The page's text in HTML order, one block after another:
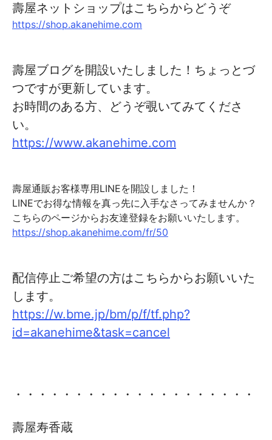
壽屋ネットショップはこちらからどうぞ
https://shop.akanehime.com
壽屋ブログを開設いたしました！ちょっとづ
つですが更新しています。
お時間のある方、どうぞ覗いてみてくださ
い。
https://www.akanehime.com
壽屋通販お客様専用LINEを開設しました！
LINEでお得な情報を真っ先に入手なさってみませんか？
こちらのページからお友達登録をお願いいたします。
https://shop.akanehime.com/fr/50
配信停止ご希望の方はこちらからお願いいた
します。
https://w.bme.jp/bm/p/f/tf.php?
id=akanehime&task=cancel
・・・・・・・・・・・・・・・・・・・・
壽屋寿香蔵